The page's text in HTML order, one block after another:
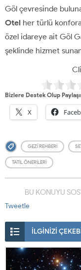
Göl çevresinde
Otel her türlü
özel idareye ait Göl
şeklinde hizmet
Bizlere Destek Olup Paylaşır
X
GEZI REHBERI
TATIL ÖNERILERI
BU KONUYU
Tweetle
İLGİNİZİ